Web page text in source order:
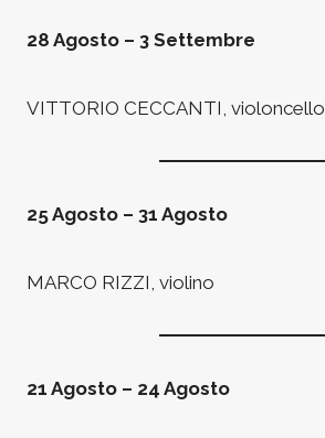
28 Agosto – 3 Settembre
VITTORIO CECCANTI, violoncello
25 Agosto – 31 Agosto
MARCO RIZZI, violino
21 Agosto – 24 Agosto